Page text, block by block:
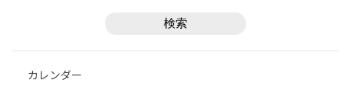
カレンダー